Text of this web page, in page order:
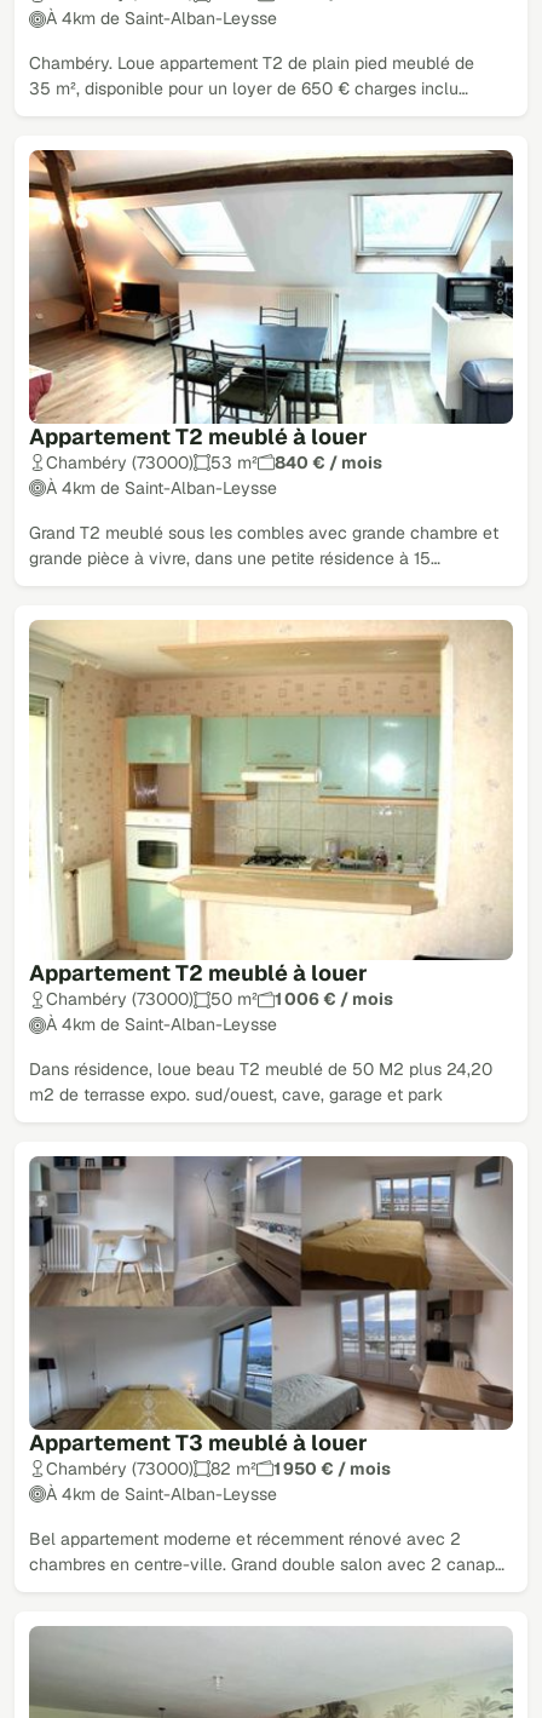
À 4km de Saint-Alban-Leysse
Chambéry. Loue appartement T2 de plain pied meublé de
35 m², disponible pour un loyer de 650 € charges inclu…
Appartement T2 meublé à louer
Chambéry (73000) 53 m²
840 € / mois
À 4km de Saint-Alban-Leysse
Grand T2 meublé sous les combles avec grande chambre et
grande pièce à vivre, dans une petite résidence à 15…
Appartement T2 meublé à louer
Chambéry (73000) 50 m²
1 006 € / mois
À 4km de Saint-Alban-Leysse
Dans résidence, loue beau T2 meublé de 50 M2 plus 24,20
m2 de terrasse expo. sud/ouest, cave, garage et park
Appartement T3 meublé à louer
Chambéry (73000) 82 m²
1 950 € / mois
À 4km de Saint-Alban-Leysse
Bel appartement moderne et récemment rénové avec 2
chambres en centre-ville. Grand double salon avec 2 canap…